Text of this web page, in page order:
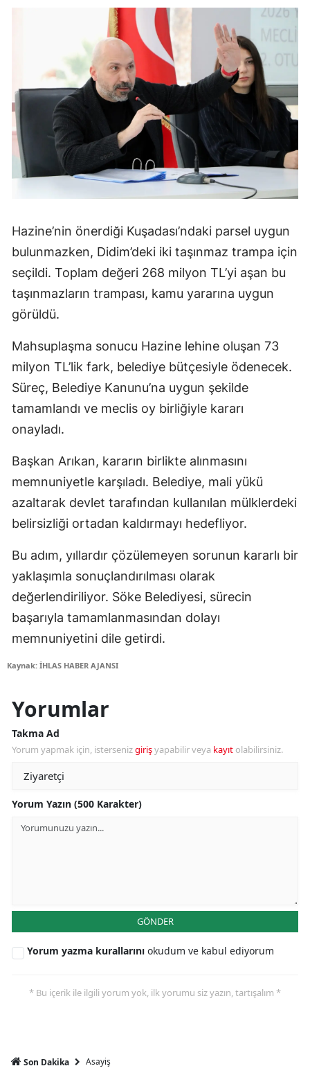
Hazine’nin önerdiği Kuşadası’ndaki parsel uygun
bulunmazken, Didim’deki iki taşınmaz trampa için
seçildi. Toplam değeri 268 milyon TL’yi aşan bu
taşınmazların trampası, kamu yararına uygun
görüldü.
Mahsuplaşma sonucu Hazine lehine oluşan 73
milyon TL’lik fark, belediye bütçesiyle ödenecek.
Süreç, Belediye Kanunu’na uygun şekilde
tamamlandı ve meclis oy birliğiyle kararı
onayladı.
Başkan Arıkan, kararın birlikte alınmasını
memnuniyetle karşıladı. Belediye, mali yükü
azaltarak devlet tarafından kullanılan mülklerdeki
belirsizliği ortadan kaldırmayı hedefliyor.
Bu adım, yıllardır çözülemeyen sorunun kararlı bir
yaklaşımla sonuçlandırılması olarak
değerlendiriliyor. Söke Belediyesi, sürecin
başarıyla tamamlanmasından dolayı
memnuniyetini dile getirdi.
Kaynak: İHLAS HABER AJANSI
Yorumlar
Takma Ad
Yorum yapmak için, istersenizgirişyapabilir veya kayıt olabilirsiniz.
Yorum Yazın (500 Karakter)
GÖNDER
Yorum yazma kurallarını okudum ve kabul ediyorum
* Bu içerik ile ilgili yorum yok, ilk yorumu siz yazın, tartışalım *
Son Dakika Asayiş